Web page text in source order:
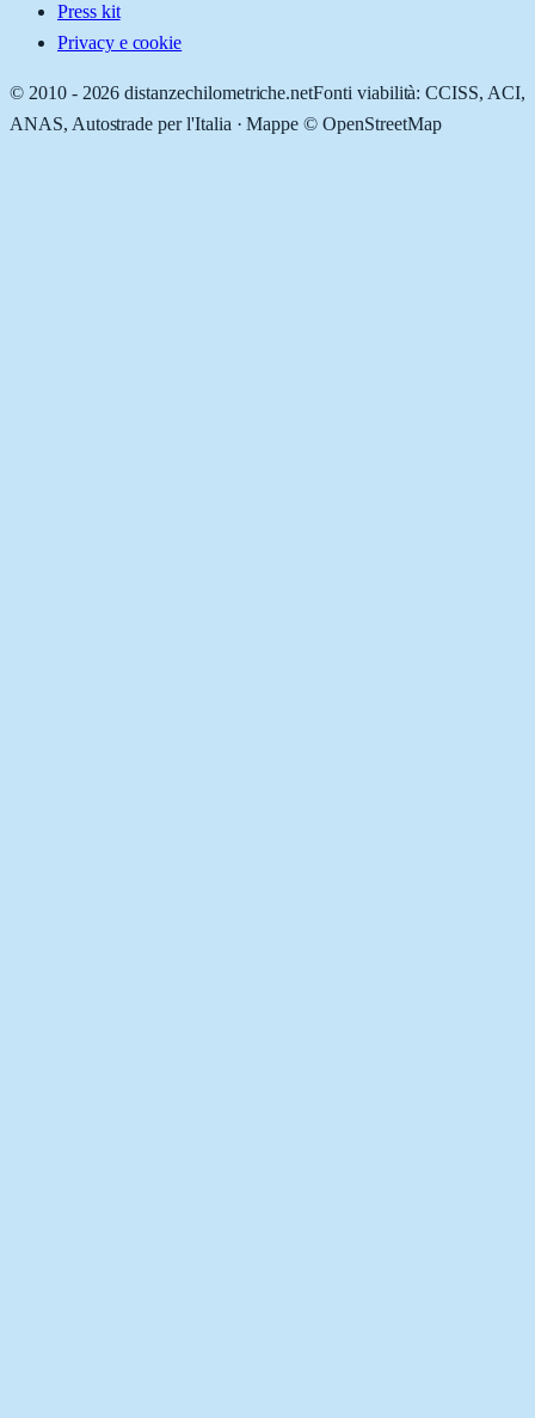
Press kit
Privacy e cookie
© 2010 - 2026 distanzechilometriche.netFonti viabilità: CCISS, ACI,
ANAS, Autostrade per l'Italia · Mappe © OpenStreetMap